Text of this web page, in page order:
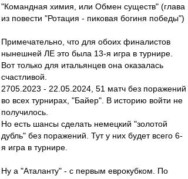
"Командная химия, или Обмен существ" (глава
из повести "Ротация - пиковая богиня победы")
Примечательно, что для обоих финалистов
нынешней ЛЕ это была 13-я игра в турнире.
Вот только для итальянцев она оказалась
счастливой.
2705.2023 - 22.05.2024, 51 матч без поражений
во всех турнирах, "Байер". В историю войти не
получилось.
Но есть шансы сделать немецкий "золотой
дубль" без поражений. Тут у них будет всего 6-
я игра в турнире.
Ну а "Аталанту" - с первым еврокубком. По